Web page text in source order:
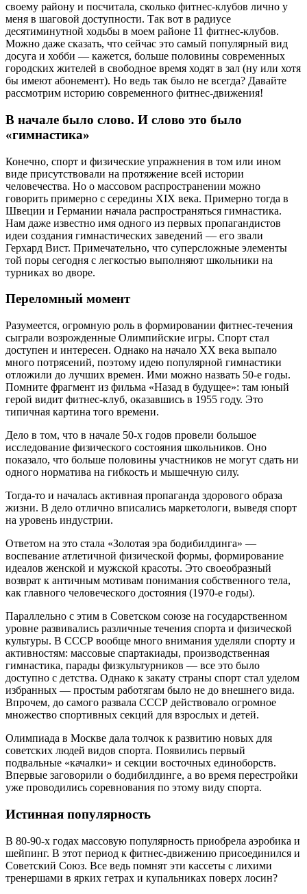
своему району и посчитала, сколько фитнес-клубов лично у
меня в шаговой доступности. Так вот в радиусе
десятиминутной ходьбы в моем районе 11 фитнес-клубов.
Можно даже сказать, что сейчас это самый популярный вид
досуга и хобби — кажется, больше половины современных
городских жителей в свободное время ходят в зал (ну или хотя
бы имеют абонемент). Но ведь так было не всегда? Давайте
рассмотрим историю современного фитнес-движения!
В начале было слово. И слово это было
«гимнастика»
Конечно, спорт и физические упражнения в том или ином
виде присутствовали на протяжение всей истории
человечества. Но о массовом распространении можно
говорить примерно с середины XIX века. Примерно тогда в
Швеции и Германии начала распространяться гимнастика.
Нам даже известно имя одного из первых пропагандистов
идеи создания гимнастических заведений — его звали
Герхард Вист. Примечательно, что суперсложные элементы
той поры сегодня с легкостью выполняют школьники на
турниках во дворе.
Переломный момент
Разумеется, огромную роль в формировании фитнес-течения
сыграли возрожденные Олимпийские игры. Спорт стал
доступен и интересен. Однако на начало XX века выпало
много потрясений, поэтому идею популярной гимнастики
отложили до лучших времен. Ими можно назвать 50-е годы.
Помните фрагмент из фильма «Назад в будущее»: там юный
герой видит фитнес-клуб, оказавшись в 1955 году. Это
типичная картина того времени.
Дело в том, что в начале 50-х годов провели большое
исследование физического состояния школьников. Оно
показало, что больше половины участников не могут сдать ни
одного норматива на гибкость и мышечную силу.
Тогда-то и началась активная пропаганда здорового образа
жизни. В дело отлично вписались маркетологи, выведя спорт
на уровень индустрии.
Ответом на это стала «Золотая эра бодибилдинга» —
воспевание атлетичной физической формы, формирование
идеалов женской и мужской красоты. Это своеобразный
возврат к античным мотивам понимания собственного тела,
как главного человеческого достояния (1970-е годы).
Параллельно с этим в Советском союзе на государственном
уровне развивались различные течения спорта и физической
культуры. В СССР вообще много внимания уделяли спорту и
активностям: массовые спартакиады, производственная
гимнастика, парады физкультурников — все это было
доступно с детства. Однако к закату страны спорт стал уделом
избранных — простым работягам было не до внешнего вида.
Впрочем, до самого развала СССР действовало огромное
множество спортивных секций для взрослых и детей.
Олимпиада в Москве дала толчок к развитию новых для
советских людей видов спорта. Появились первый
подвальные «качалки» и секции восточных единоборств.
Впервые заговорили о бодибилдинге, а во время перестройки
уже проводились соревнования по этому виду спорта.
Истинная популярность
В 80-90-х годах массовую популярность приобрела аэробика и
шейпинг. В этот период к фитнес-движению присоединился и
Советский Союз. Все ведь помнят эти кассеты с лихими
тренершами в ярких гетрах и купальниках поверх лосин?